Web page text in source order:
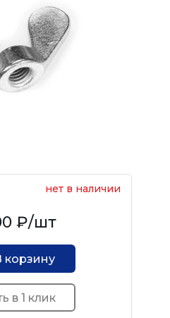
нет в наличии
₽/шт
корзину
в 1 клик